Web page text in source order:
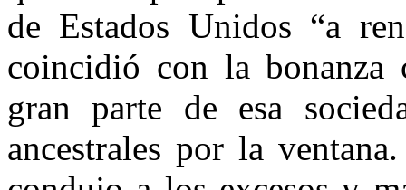
de Estados Unidos “a
coincidió con la bonanza
gran parte de esa
ancestrales por la